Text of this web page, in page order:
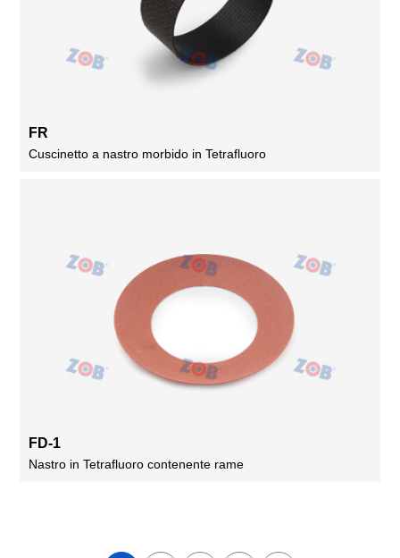
FR
Cuscinetto a nastro morbido in Tetrafluoro
FD-1
Nastro in Tetrafluoro contenente rame